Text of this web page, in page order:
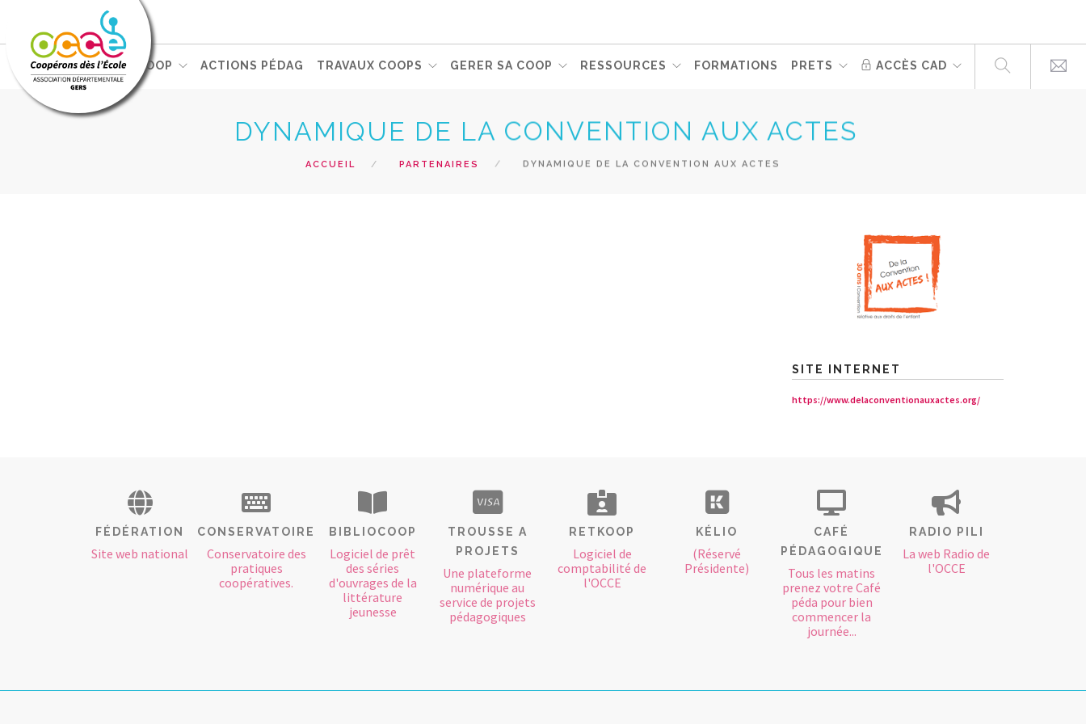
L'OCCE PEDAG. COOP ACTIONS PÉDAG TRAVAUX COOPS GERER SA COOP RESSOURCES FORMATIONS PRETS ACCÈS CAD
DYNAMIQUE DE LA CONVENTION AUX ACTES
ACCUEIL PARTENAIRES DYNAMIQUE DE LA CONVENTION AUX ACTES
SITE INTERNET
https://www.delaconventionauxactes.org/
FÉDÉRATION
Site web national
CONSERVATOIRE
Conservatoire des
pratiques
coopératives.
BIBLIOCOOP
Logiciel de prêt
des séries
d'ouvrages de la
littérature
jeunesse
TROUSSE A
PROJETS
Une plateforme
numérique au
service de projets
pédagogiques
RETKOOP
Logiciel de
comptabilité de
l'OCCE
KÉLIO
(Réservé
Présidente)
CAFÉ
PÉDAGOGIQUE
Tous les matins
prenez votre Café
péda pour bien
commencer la
journée...
RADIO PILI
La web Radio de
l'OCCE